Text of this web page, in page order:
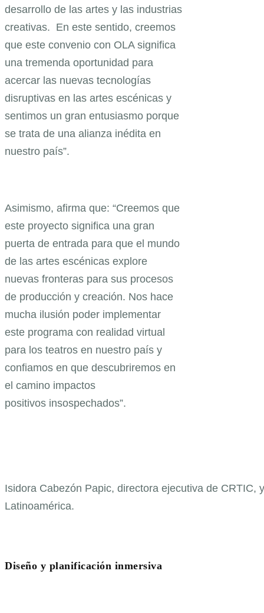
desarrollo de las artes y las industrias
creativas. En este sentido, creemos
que este convenio con OLA significa
una tremenda oportunidad para
acercar las nuevas tecnologías
disruptivas en las artes escénicas y
sentimos un gran entusiasmo porque
se trata de una alianza inédita en
nuestro país”.
Asimismo, afirma que: “Creemos que
este proyecto significa una gran
puerta de entrada para que el mundo
de las artes escénicas explore
nuevas fronteras para sus procesos
de producción y creación. Nos hace
mucha ilusión poder implementar
este programa con realidad virtual
para los teatros en nuestro país y
confiamos en que descubriremos en
el camino impactos
positivos insospechados”.
Isidora Cabezón Papic, directora ejecutiva de CRTIC,
Latinoamérica.
Diseño y planificación inmersiva